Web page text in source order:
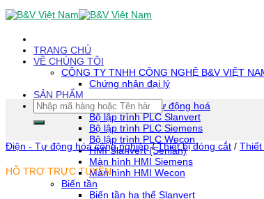
Skip
To
(tạm
dịch)
TRANG CHỦ
VỀ CHÚNG TÔI
CÔNG TY TNHH CÔNG NGHỆ B&V VIỆT
Chứng nhận đại lý
SẢN PHẨM
Thiết bị tự động hoá
Bộ lập trình PLC Slanvert
Bộ lập trình PLC Siemens
Bộ lập trình PLC Wecon
HMI Slanvert (Senlan)
Màn hình HMI Siemens
Màn hình HMI Wecon
Biến tần
Biến tần hạ thế Slanvert
Tìm
kiếm:
Điện - Tự động hóa công nghiệp / Thiết bị đóng cắt / Thiết
HỖ TRỢ TRỰC TUYẾN